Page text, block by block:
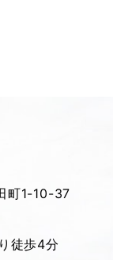
町1-10-37
徒歩4分